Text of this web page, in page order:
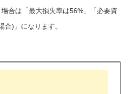
合は「最大損失率は56%」「必要資
)」になります。